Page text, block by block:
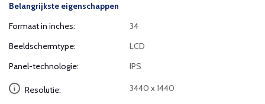
Belangrijkste eigenschappen
Formaat in inches:
34
Beeldschermtype:
LCD
Panel-technologie:
IPS
Resolutie: 3440 x 1440